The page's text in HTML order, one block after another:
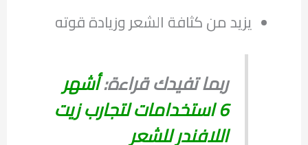
يزيد من كثافة الشعر وزيادة قوته
ربما تفيدك قراءة:أشهر
6 استخدامات لتجارب زيت
اللافندر للشعر